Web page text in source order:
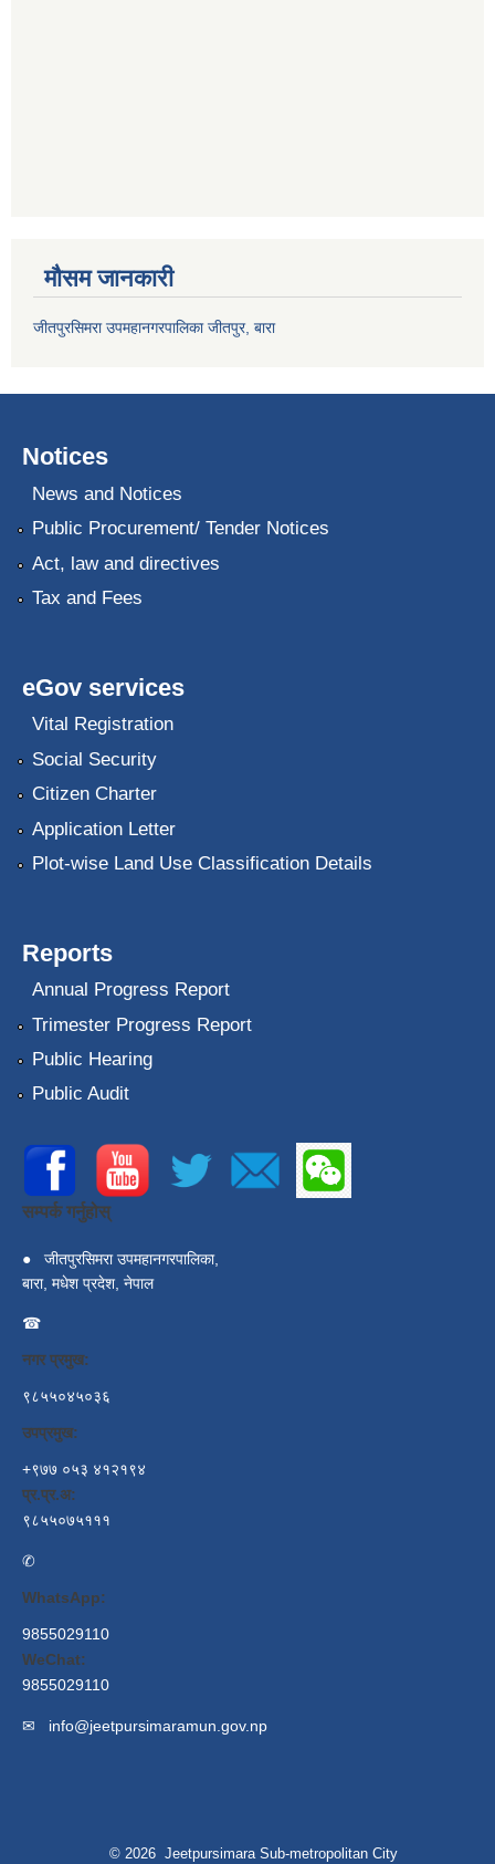
मौसम जानकारी
जीतपुरसिमरा उपमहानगरपालिका जीतपुर, बारा
Notices
News and Notices
Public Procurement/ Tender Notices
Act, law and directives
Tax and Fees
eGov services
Vital Registration
Social Security
Citizen Charter
Application Letter
Plot-wise Land Use Classification Details
Reports
Annual Progress Report
Trimester Progress Report
Public Hearing
Public Audit
सम्पर्क गर्नुहोस्
●
जीतपुरसिमरा उपमहानगरपालिका,
बारा, मधेश प्रदेश, नेपाल
☎
नगर प्रमुख:
९८५५०४५०३६
उपप्रमुख:
+९७७ ०५३ ४१२१९४
प्र.प्र.अ:
९८५५०७५१११
✆
WhatsApp:
9855029110
WeChat:
9855029110
✉ info@jeetpursimaramun.gov.np
© 2026 Jeetpursimara Sub-metropolitan City